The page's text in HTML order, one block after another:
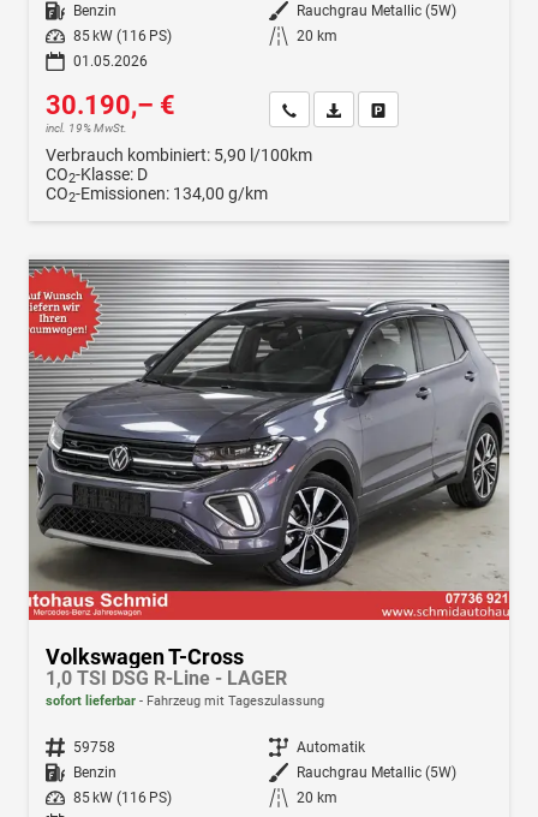
Kraftstoff Benzin Außenfarbe Rauchgrau Metallic (5W)
Leistung
85 kW (116 PS) Kilometerstand 20 km
01.05.2026
30.190,– €
incl. 19% MwSt.
Wir rufen Sie anFahrzeugexposé (PDF)
Verbrauch kombiniert: 5,90 l/100km
CO2-Klasse: D
CO2-Emissionen: 134,00 g/km
Volkswagen T-Cross
1,0 TSI DSG R-Line - LAGER
sofort lieferbar Fahrzeug mit Tageszulassung
Fahrzeugnr. 59758 Getriebe Automatik
Kraftstoff Benzin Außenfarbe Rauchgrau Metallic (5W)
Leistung
85 kW (116 PS) Kilometerstand 20 km